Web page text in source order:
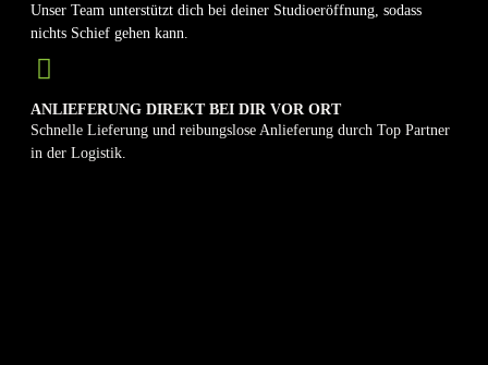
Unser Team unterstützt dich bei deiner Studioeröffnung, sodass
nichts Schief gehen kann.
ANLIEFERUNG DIREKT BEI DIR VOR ORT
Schnelle Lieferung und reibungslose Anlieferung durch Top Partner
in der Logistik.